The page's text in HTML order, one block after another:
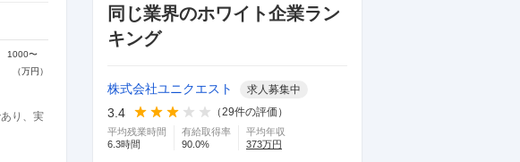
り、実
同じ業界のホワイト企業ラン
キング
株式会社ユニクエスト 求人募集中
3.4 （29件の評価）
平均残業時間
6.3時間
有給取得率
90.0%
平均年収
373万円